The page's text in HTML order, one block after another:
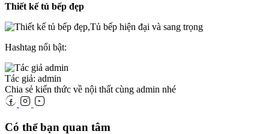
Thiết kế tủ bếp đẹp
Hashtag nổi bật:
Tác giả: admin
Chia sẻ kiến thức về nội thất cùng admin nhé
Có thể bạn quan tâm